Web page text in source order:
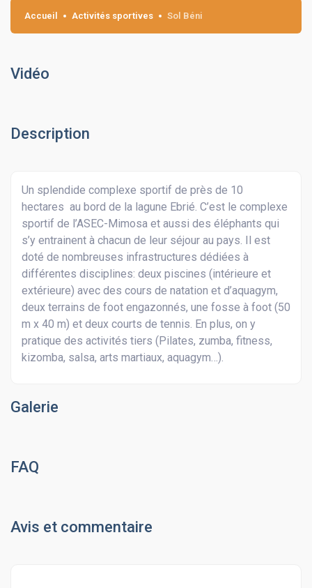
Accueil Activités sportives Sol Béni
Vidéo
Description
Un splendide complexe sportif de près de 10
hectares au bord de la lagune Ebrié. C’est le complexe
sportif de l’ASEC-Mimosa et aussi des éléphants qui
s’y entrainent à chacun de leur séjour au pays. Il est
doté de nombreuses infrastructures dédiées à
différentes disciplines: deux piscines (intérieure et
extérieure) avec des cours de natation et d’aquagym,
deux terrains de foot engazonnés, une fosse à foot (50
m x 40 m) et deux courts de tennis. En plus, on y
pratique des activités tiers (Pilates, zumba, fitness,
kizomba, salsa, arts martiaux, aquagym…).
Galerie
FAQ
Avis et commentaire